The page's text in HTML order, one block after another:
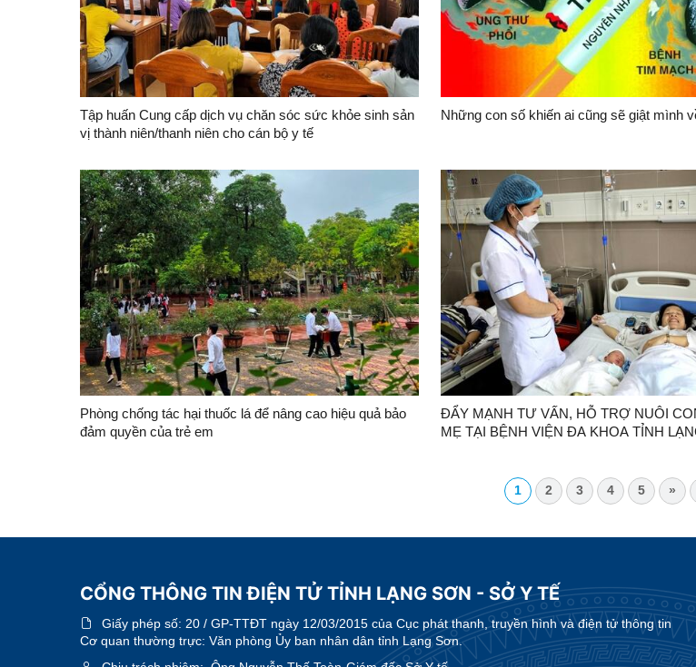
Tập huấn Cung cấp dịch vụ chăn sóc sức khỏe sinh sản
vị thành niên/thanh niên cho cán bộ y tế
Những con số khiến ai cũng sẽ giật mình
Phòng chống tác hại thuốc lá để nâng cao hiệu quả bảo
đảm quyền của trẻ em
ĐẨY MẠNH TƯ VẤN, HỖ TRỢ NUÔI
MẸ TẠI BỆNH VIỆN ĐA KHOA TỈNH
1 2 3 4 5 »
CỔNG THÔNG TIN ĐIỆN TỬ TỈNH LẠNG SƠN - SỞ Y TẾ
Giấy phép số: 20 / GP-TTĐT ngày 12/03/2015 của Cục phát thanh, truyền hình và điện tử thông tin
Cơ quan thường trực: Văn phòng Ủy ban nhân dân tỉnh Lạng Sơn.